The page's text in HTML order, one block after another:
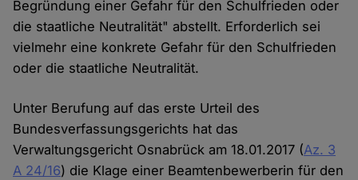
Begründung einer Gefahr für den Schulfrieden oder
die staatliche Neutralität" abstellt. Erforderlich sei
vielmehr eine konkrete Gefahr für den Schulfrieden
oder die staatliche Neutralität.
Unter Berufung auf das erste Urteil des
Bundesverfassungsgerichts hat das
Verwaltungsgericht Osnabrück am 18.01.2017 (Az. 3
A 24/16) die Klage einer Beamtenbewerberin für den